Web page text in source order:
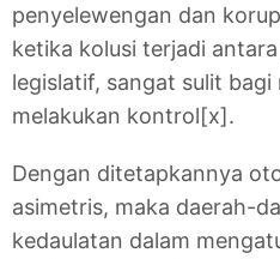
penyelewengan dan
ketika kolusi terjadi
legislatif, sangat sulit
melakukan kontrol[x].
Dengan ditetapkannya
asimetris, maka daerah-
kedaulatan dalam